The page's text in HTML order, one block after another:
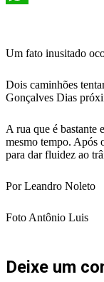
Um fato inusitado
Dois caminhões
Gonçalves Dias
A rua que é bastante
mesmo tempo. Após
para dar fluidez ao
Por Leandro Noleto
Foto Antônio Luis
Deixe um